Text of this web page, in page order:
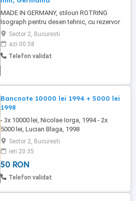
MADE IN GERMANY, stilouri ROTRING
Isograph pentru desen tehnic, cu rezervor
reîncărcabil pentru tuș, cu mecanism unic
de alimentare cu tuș care permite
curățarea sa foarte ușor. Fiecare e în
cutiuță proprie, separat. Astfel: I). Două
Sector 2, Bucuresti
azi 00:58
Telefon validat
Bancnote 10000 lei 1994 + 5000 lei
1998
- 3x 10000 lei, Nicolae Iorga, 1994 - 2x
5000 lei, Lucian Blaga, 1998
Sector 2, Bucuresti
ieri 20:35
50 RON
Telefon validat